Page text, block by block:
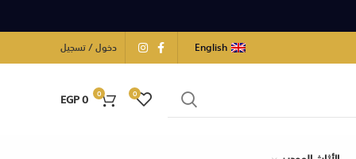
English دخول / تسجيل
0
0
EGP0